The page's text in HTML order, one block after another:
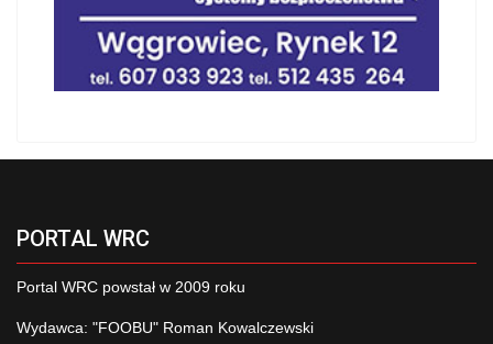
PORTAL WRC
Portal WRC powstał w 2009 roku
Wydawca: "FOOBU" Roman Kowalczewski